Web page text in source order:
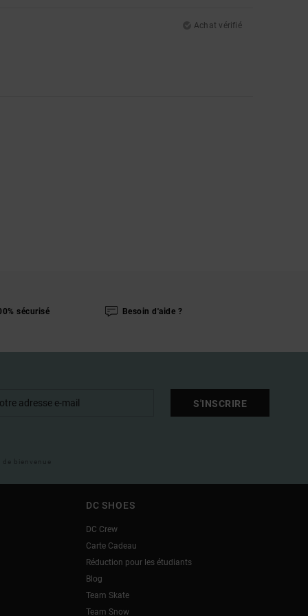
Achat vérifié
sécurisé Besoin d'aide ?
S'INSCRIRE
bienvenue
DC SHOES
DC Crew
Carte Cadeau
Réduction pour les étudiants
Blog
Team Skate
Team Snow